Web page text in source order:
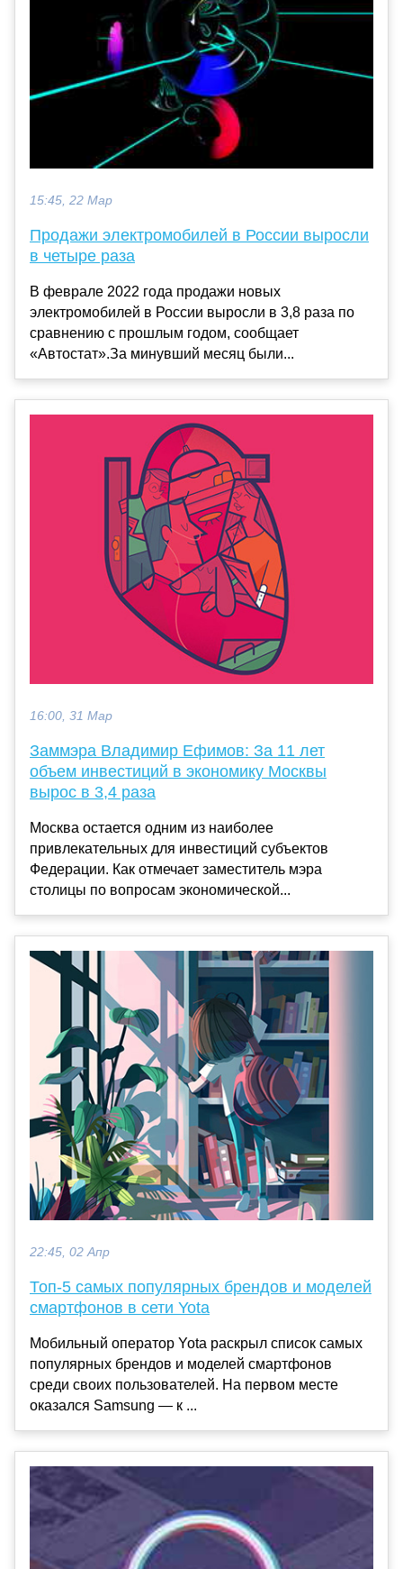
15:45, 22 Мар
Продажи электромобилей в России выросли
в четыре раза
В феврале 2022 года продажи новых
электромобилей в России выросли в 3,8 раза по
сравнению с прошлым годом, сообщает
«Автостат».За минувший месяц были...
16:00, 31 Мар
Заммэра Владимир Ефимов: За 11 лет
объем инвестиций в экономику Москвы
вырос в 3,4 раза
Москва остается одним из наиболее
привлекательных для инвестиций субъектов
Федерации. Как отмечает заместитель мэра
столицы по вопросам экономической...
22:45, 02 Апр
Топ-5 самых популярных брендов и моделей
смартфонов в сети Yota
Мобильный оператор Yota раскрыл список самых
популярных брендов и моделей смартфонов
среди своих пользователей. На первом месте
оказался Samsung — к ...